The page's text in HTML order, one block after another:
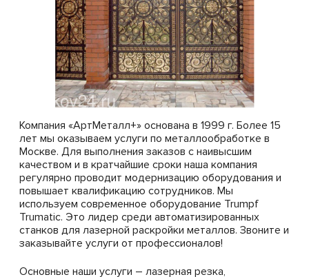
Отзывы
Вопросы и ответы
Доставка
Контакты
Вакансии
Обратный звонок
Компания «АртМеталл+» основана в 1999 г. Более 15
лет мы оказываем услуги по металлообработке в
Москве. Для выполнения заказов с наивысшим
качеством и в кратчайшие сроки наша компания
регулярно проводит модернизацию оборудования и
повышает квалификацию сотрудников. Мы
используем современное оборудование Trumpf
Trumatic. Это лидер среди автоматизированных
станков для лазерной раскройки металлов. Звоните и
заказывайте услуги от профессионалов!
Основные наши услуги – лазерная резка,
Заказать звонок
Персональных данных